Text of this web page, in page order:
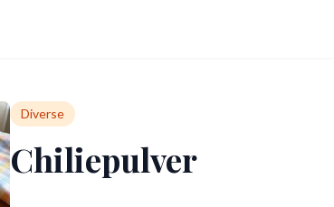
Diverse
Chiliepulver